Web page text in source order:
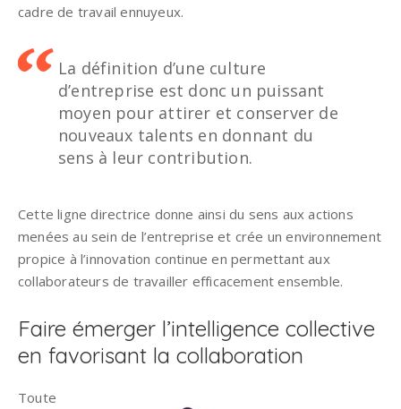
cadre de travail ennuyeux.
La définition d’une culture
d’entreprise est donc un puissant
moyen pour attirer et conserver de
nouveaux talents en donnant du
sens à leur contribution.
Cette ligne directrice donne ainsi du sens aux actions
menées au sein de l’entreprise et crée un environnement
propice à l’innovation continue en permettant aux
collaborateurs de travailler efficacement ensemble.
Faire émerger l’intelligence collective
en favorisant la collaboration
Toute